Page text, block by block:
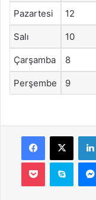
Pazartesi 12
Salı 10
Çarşamba 8
Perşembe 9
Facebook
X
Pocket Skype